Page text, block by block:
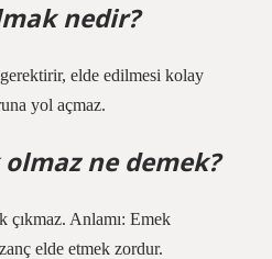
nedir?
elde edilmesi kolay
yol açmaz.
ne demek?
çıkmaz. Anlamı: Emek
elde etmek zordur.